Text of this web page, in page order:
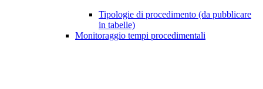
Tipologie di procedimento (da pubblicare
in tabelle)
Monitoraggio tempi procedimentali